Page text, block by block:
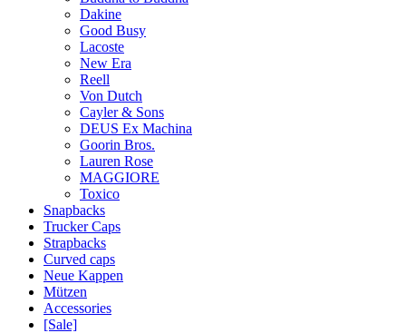
Dakine
Good Busy
Lacoste
New Era
Reell
Von Dutch
Cayler & Sons
DEUS Ex Machina
Goorin Bros.
Lauren Rose
MAGGIORE
Toxico
Snapbacks
Trucker Caps
Strapbacks
Curved caps
Neue Kappen
Mützen
Accessories
[Sale]